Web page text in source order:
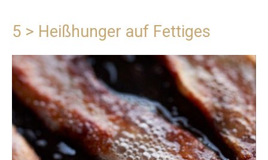
5 > Heißhunger auf Fettiges